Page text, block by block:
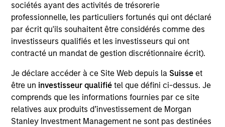
sociétés ayant des activités de trésorerie
professionnelle, les particuliers fortunés qui ont déclaré
par écrit qu'ils souhaitent être considérés comme des
investisseurs qualifiés et les investisseurs qui ont
contracté un mandat de gestion discrétionnaire écrit).
Je déclare accéder à ce Site Web depuis la Suisse et
être un investisseur qualifiétel que défini ci-dessus. Je
comprends que les informations fournies par ce site
relatives aux produits d’investissement de Morgan
Stanley Investment Management ne sont pas destinées
Meet the Team
Jonas Kolk
Frederick McMullen
Managing Director